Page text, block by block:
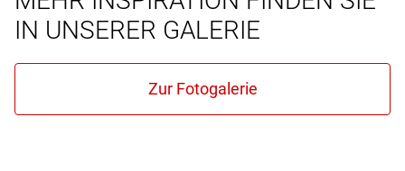
IN UNSERER GALERIE